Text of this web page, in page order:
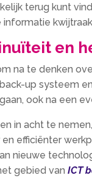
terug kunt
en
na te denken
up systeem
ook na een
in acht te
efficiënter
nieuwe
gebied van ICT